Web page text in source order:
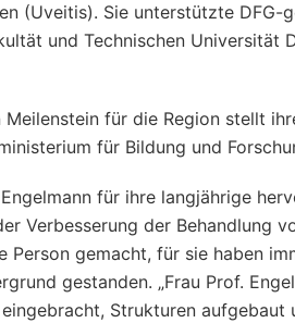
(Uveitis). Sie unterstützte
und Technischen
Meilenstein für die Region stellt
für Bildung und
für ihre langjährige
Verbesserung der Behandlung
Person gemacht, für sie haben
gestanden. „Frau Prof.
Strukturen